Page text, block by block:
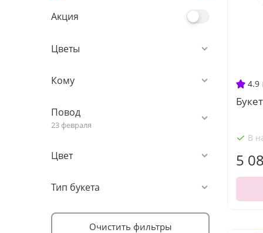
Акция
Цветы
Кому
Повод
23 февраля
Цвет
Тип букета
Очистить фильтры
4.9
В
5